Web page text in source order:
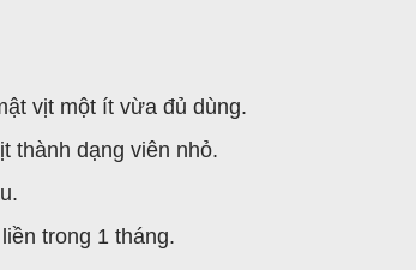
vịt một ít vừa đủ dùng.
thành dạng viên nhỏ.
trong 1 tháng.